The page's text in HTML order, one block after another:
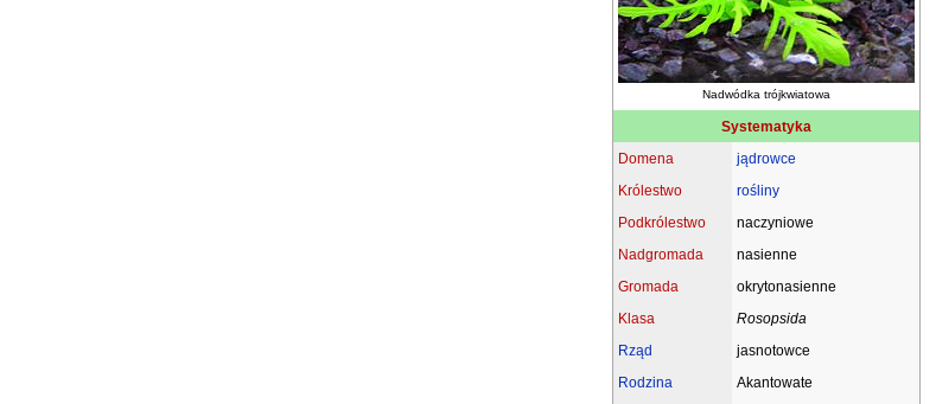
Nadwódka trójkwiatowa
Systematyka
Domena jądrowce
Królestwo rośliny
Podkrólestwo naczyniowe
Nadgromada nasienne
Gromada okrytonasienne
Klasa Rosopsida
Rząd jasnotowce
Rodzina Akantowate